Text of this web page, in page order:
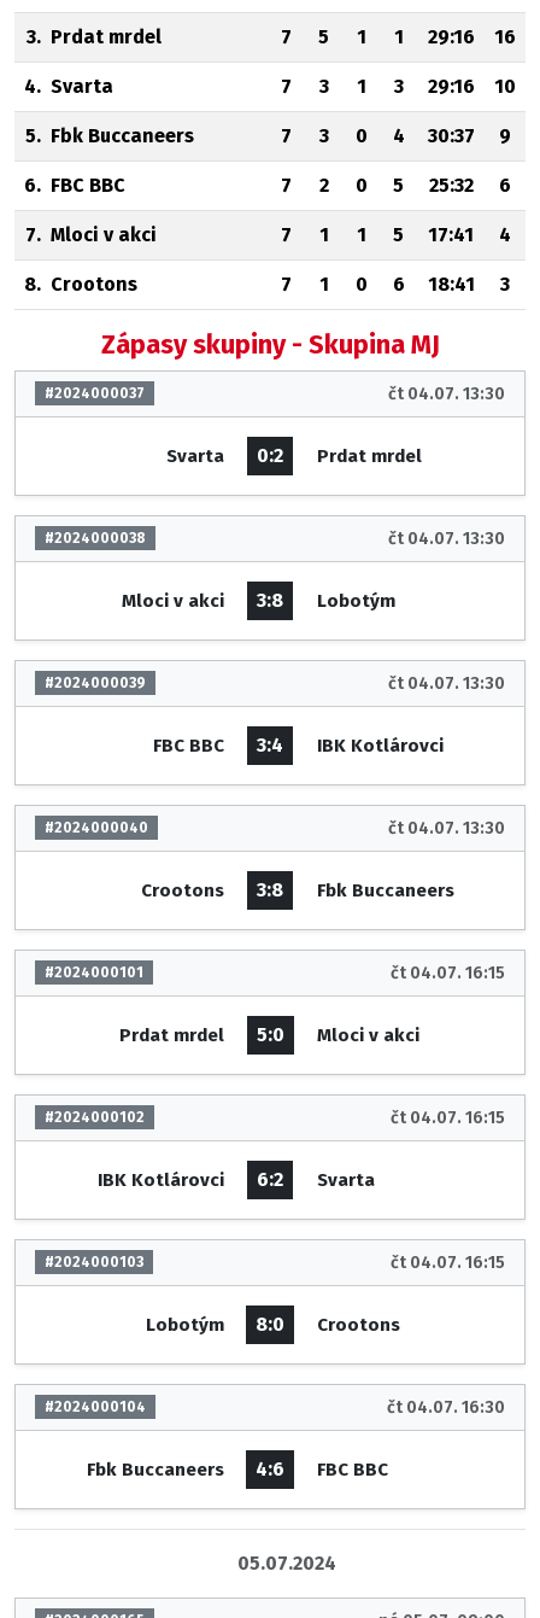
3. Prdat mrdel 7 5 1 1 29:16 16
4. Svarta 7 3 1 3 29:16 10
5. Fbk Buccaneers 7 3 0 4 30:37 9
6. FBC BBC 7 2 0 5 25:32 6
7. Mloci v akci 7 1 1 5 17:41 4
8. Crootons 7 1 0 6 18:41 3
Zápasy skupiny - Skupina MJ
#2024000037 čt 04.07. 13:30
Svarta 0:2 Prdat mrdel
#2024000038 čt 04.07. 13:30
Mloci v akci 3:8 Lobotým
#2024000039 čt 04.07. 13:30
FBC BBC 3:4 IBK Kotlárovci
#2024000040 čt 04.07. 13:30
Crootons 3:8 Fbk Buccaneers
#2024000101 čt 04.07. 16:15
Prdat mrdel 5:0 Mloci v akci
#2024000102 čt 04.07. 16:15
IBK Kotlárovci 6:2 Svarta
#2024000103 čt 04.07. 16:15
Lobotým 8:0 Crootons
#2024000104 čt 04.07. 16:30
Fbk Buccaneers 4:6 FBC BBC
05.07.2024